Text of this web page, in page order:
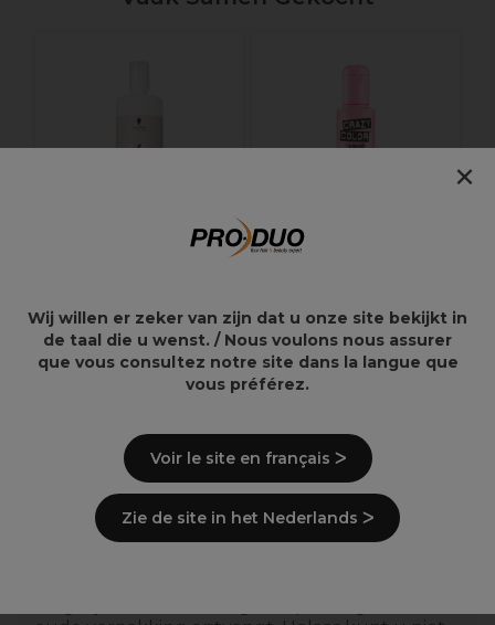
Professional Blond
Me Premium
Ontwikkelaar 9% / 30
Permanent Hair Color
Cream 100ml
Wij willen er zeker van zijn dat u onze site bekijkt in
de taal die u wenst. / Nous voulons nous assurer
que vous consultez notre site dans la langue que
vous préférez.
Voir le site en français ᐳ
Zie de site in het Nederlands ᐳ
×